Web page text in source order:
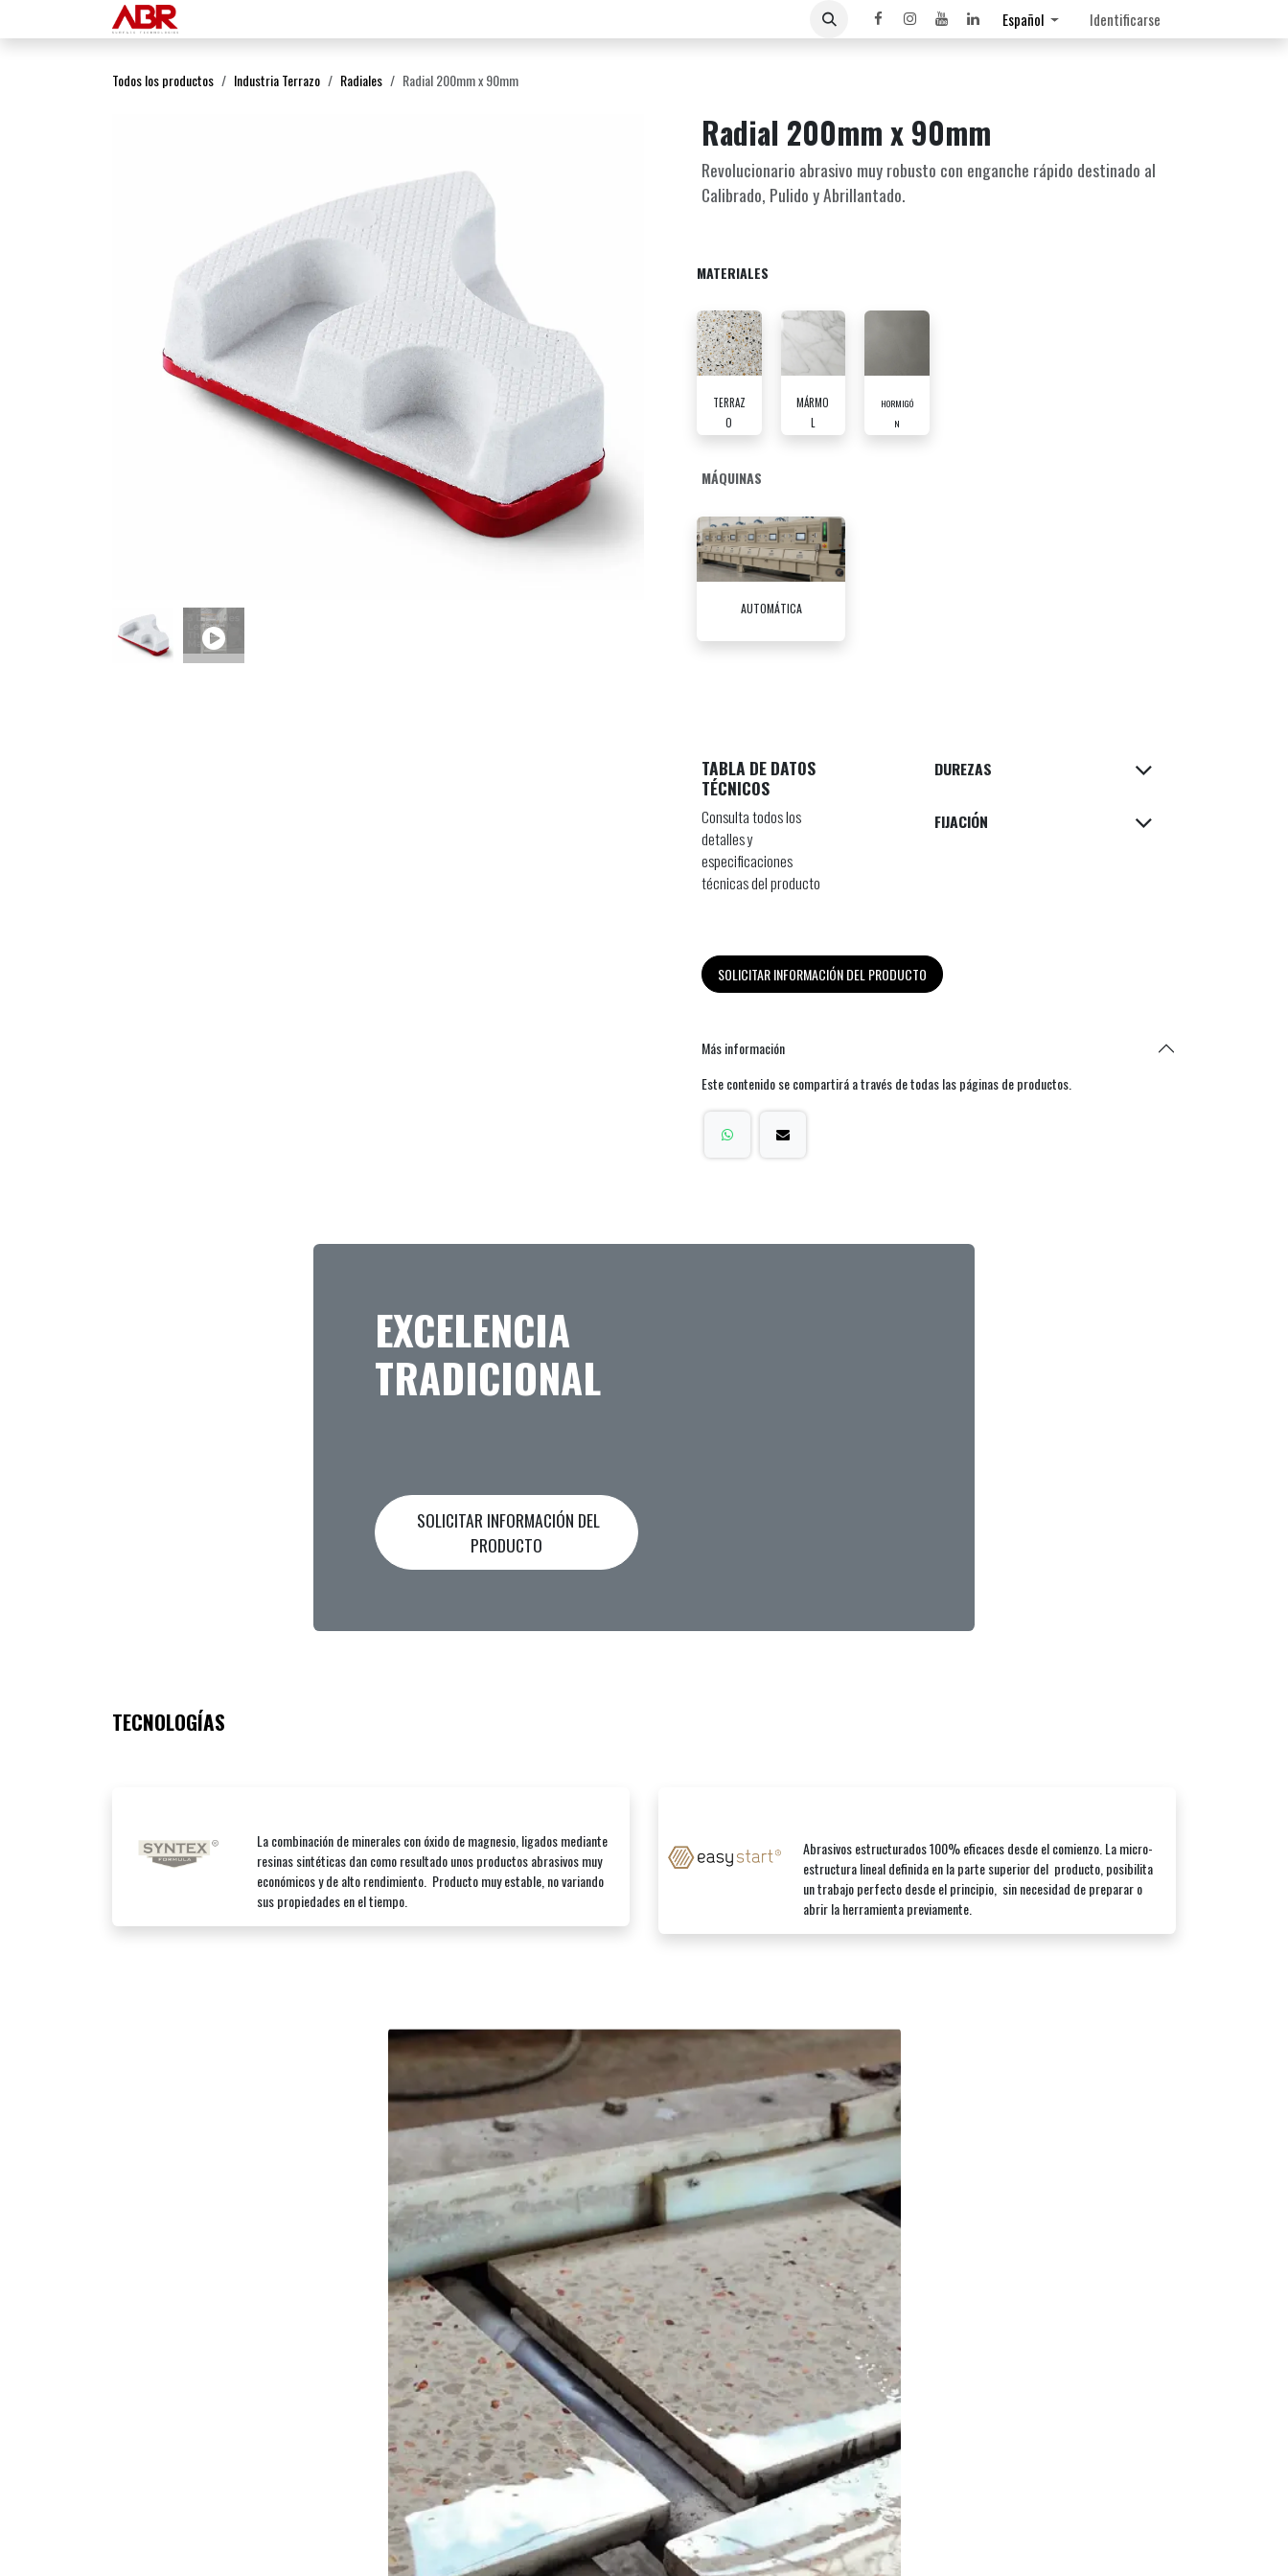
Español Identificarse
Todos los productos Industria Terrazo Radiales Radial 200mm x 90mm
Radial 200mm x 90mm
Revolucionario abrasivo muy robusto con enganche rápido destinado al
Calibrado, Pulido y Abrillantado.
MÁRMO
L
HORMIGÓ
N
TERRAZ
O
MATERIALES
MÁQUINAS
AUTOMÁTICA
TABLA DE DATOS
TÉCNICOS
Consulta todos los
detalles y
especificaciones
técnicas del producto
DUREZAS
FIJACIÓN
SOLICITAR INFORMACIÓN DEL PRODUCTO
Más información
Este contenido se compartirá a través de todas las páginas de productos.
EXCELENCIA
TRADICIONAL
SOLICITAR INFORMACIÓN DEL
PRODUCTO
TECNOLOGÍAS
La combinación de minerales con óxido de magnesio, ligados mediante
resinas sintéticas dan como resultado unos productos abrasivos muy
económicos y de alto rendimiento. Producto muy estable, no variando
sus propiedades en el tiempo.
Abrasivos estructurados 100% eficaces desde el comienzo. La micro-
estructura lineal definida en la parte superior del producto, posibilita
un trabajo perfecto desde el principio, sin necesidad de preparar o
abrir la herramienta previamente.